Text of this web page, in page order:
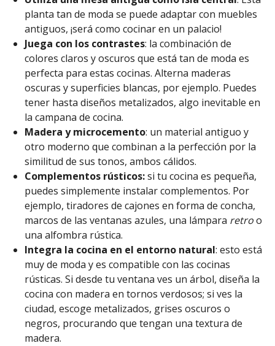
planta tan de moda se puede adaptar con muebles
antiguos, ¡será como cocinar en un palacio!
Juega con los contrastes: la combinación de
colores claros y oscuros que está tan de moda es
perfecta para estas cocinas. Alterna maderas
oscuras y superficies blancas, por ejemplo. Puedes
tener hasta diseños metalizados, algo inevitable en
la campana de cocina.
Madera y microcemento: un material antiguo y
otro moderno que combinan a la perfección por la
similitud de sus tonos, ambos cálidos.
Complementos rústicos:si tu cocina es pequeña,
puedes simplemente instalar complementos. Por
ejemplo, tiradores de cajones en forma de concha,
marcos de las ventanas azules, una lámpara retroo
una alfombra rústica.
Integra la cocina en el entorno natural: esto está
muy de moda y es compatible con las cocinas
rústicas. Si desde tu ventana ves un árbol, diseña la
cocina con madera en tornos verdosos; si ves la
ciudad, escoge metalizados, grises oscuros o
negros, procurando que tengan una textura de
madera.